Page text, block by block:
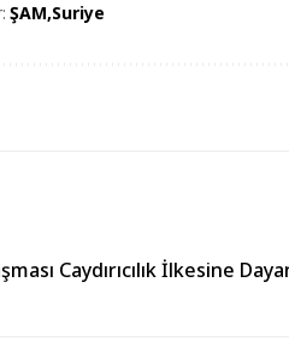
ŞAM Suriye
Caydırıcılık İlkesine